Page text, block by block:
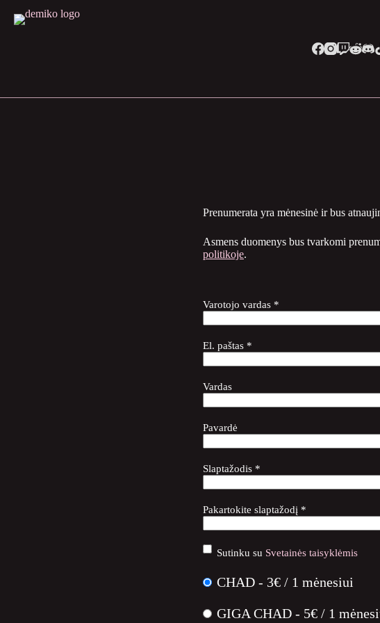
Prenumerata yra mėnesinė ir bus
Asmens duomenys bus tvarkomi
politikoje.
Varotojo vardas *
El. paštas *
Vardas
Pavardė
Slaptažodis *
Pakartokite slaptažodį *
Sutinku su Svetainės taisyklėmis
CHAD - 3€ / 1 mėnesiui
GIGA CHAD - 5€ / 1